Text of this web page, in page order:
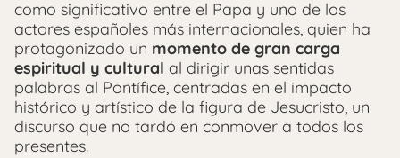
como significativo entre el Papa y uno de los
actores españoles más internacionales, quien ha
protagonizado un momento de gran carga
espiritual y cultural al dirigir unas sentidas
palabras al Pontífice, centradas en el impacto
histórico y artístico de la figura de Jesucristo, un
discurso que no tardó en conmover a todos los
presentes.